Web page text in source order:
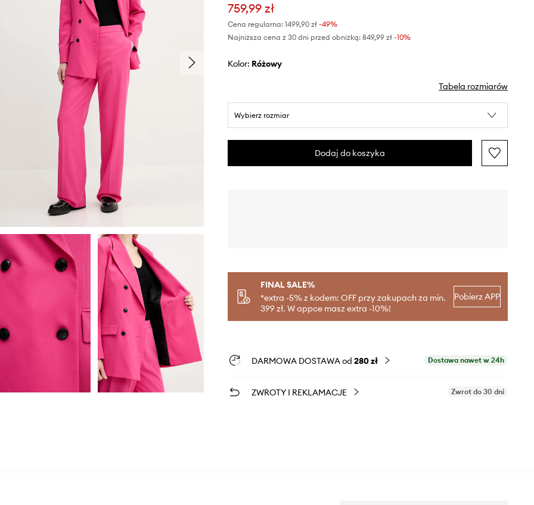
759,99 zł
Cena regularna: 1499,90 zł-49%
Najniższa cena z 30 dni przed obniżką: 849,99 zł -10%
Kolor: różowy
Tabela rozmiarów
Wybierz rozmiar
Dodaj do koszyka
FINAL SALE%
*extra -5% z kodem: OFF przy zakupach za min.
399 zł. W appce masz extra -10%!
Pobierz APP
DARMOWA DOSTAWA od 280 zł Dostawa nawet w 24h
ZWROTY I REKLAMACJE Zwrot do 30 dni